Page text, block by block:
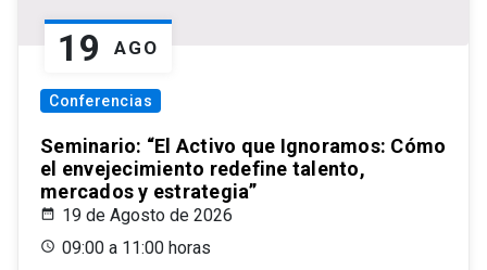
19 AGO
Conferencias
Seminario: “El Activo que Ignoramos: Cómo
el envejecimiento redefine talento,
mercados y estrategia”
19 de Agosto de 2026
09:00 a 11:00 horas